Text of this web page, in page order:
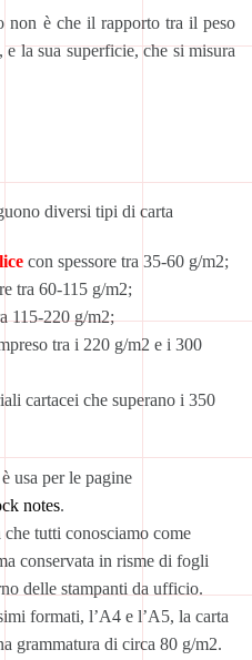
non è che il rapporto tra il peso
la sua superficie, che si misura
diversi tipi di carta
con spessore tra 35-60 g/m2;
tra 60-115 g/m2;
115-220 g/m2;
tra i 220 g/m2 e i 300
cartacei che superano i 350
è usa per le pagine
notes.
che tutti conosciamo come
conservata in risme di fogli
delle stampanti da ufficio.
formati, l’A4 e l’A5, la carta
grammatura di circa 80 g/m2.